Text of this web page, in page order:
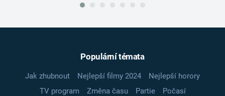
Populární témata
Jak zhubnout Nejlepší filmy 2024
Nejlepší horory
TV program
Změna času Partie
Počasí